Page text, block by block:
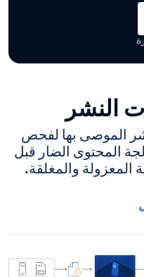
الموصى بها لفحص
المحتوى الضار قبل
المعزولة والمغلقة.